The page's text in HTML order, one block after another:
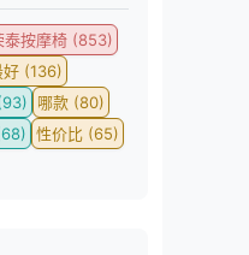
泰按摩椅 (853)
好 (136)
哪款 (80)
性价比 (65)